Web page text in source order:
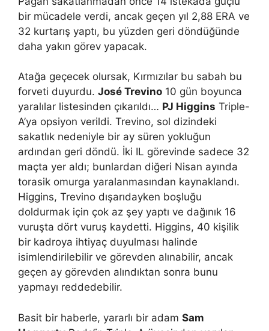
bir mücadele verdi, ancak geçen yıl 2,88 ERA ve
32 kurtarış yaptı, bu yüzden geri döndüğünde
daha yakın görev yapacak.
Atağa geçecek olursak, Kırmızılar bu sabah bu
forveti duyurdu. José Trevino 10 gün boyunca
yaralılar listesinden çıkarıldı… PJ Higgins Triple-
A’ya opsiyon verildi. Trevino, sol dizindeki
sakatlık nedeniyle bir ay süren yokluğun
ardından geri döndü. İki IL görevinde sadece 32
maçta yer aldı; bunlardan diğeri Nisan ayında
torasik omurga yaralanmasından kaynaklandı.
Higgins, Trevino dışarıdayken boşluğu
doldurmak için çok az şey yaptı ve dağınık 16
vuruşta dört vuruş kaydetti. Higgins, 40 kişilik
bir kadroya ihtiyaç duyulması halinde
isimlendirilebilir ve görevden alınabilir, ancak
geçen ay görevden alındıktan sonra bunu
yapmayı reddedebilir.
Basit bir haberle, yararlı bir adam Sam